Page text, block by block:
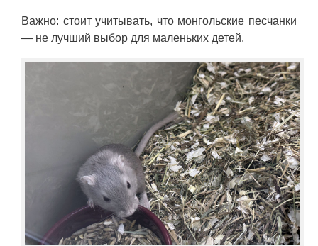
Важно: стоит учитывать, что монгольские песчанки
— не лучший выбор для маленьких детей.